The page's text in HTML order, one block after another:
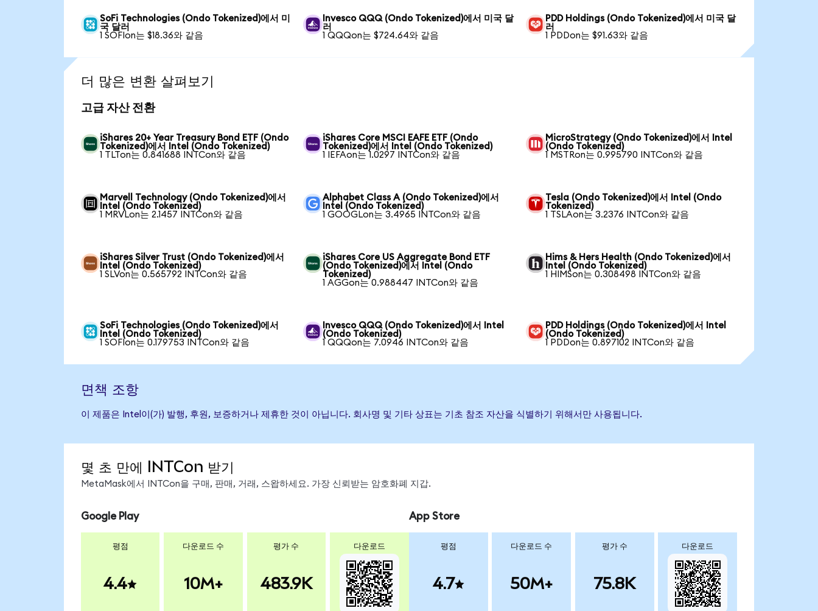
SoFi Technologies (Ondo Tokenized)에서 미
국 달러
1 SOFIon는 $18.36와 같음
Invesco QQQ (Ondo Tokenized)에서 미국 달
러
1 QQQon는 $724.64와 같음
PDD Holdings (Ondo Tokenized)에서 미국 달
러
1 PDDon는 $91.63와 같음
더 많은 변환 살펴보기
고급 자산 전환
iShares 20+ Year Treasury Bond ETF (Ondo
Tokenized)에서 Intel (Ondo Tokenized)
1 TLTon는 0.841688 INTCon와 같음
iShares Core MSCI EAFE ETF (Ondo
Tokenized)에서 Intel (Ondo Tokenized)
1 IEFAon는 1.0297 INTCon와 같음
MicroStrategy (Ondo Tokenized)에서 Intel
(Ondo Tokenized)
1 MSTRon는 0.995790 INTCon와 같음
Marvell Technology (Ondo Tokenized)에서
Intel (Ondo Tokenized)
1 MRVLon는 2.1457 INTCon와 같음
Alphabet Class A (Ondo Tokenized)에서
Intel (Ondo Tokenized)
1 GOOGLon는 3.4965 INTCon와 같음
Tesla (Ondo Tokenized)에서 Intel (Ondo
Tokenized)
1 TSLAon는 3.2376 INTCon와 같음
iShares Silver Trust (Ondo Tokenized)에서
Intel (Ondo Tokenized)
1 SLVon는 0.565792 INTCon와 같음
iShares Core US Aggregate Bond ETF
(Ondo Tokenized)에서 Intel (Ondo
Tokenized)
1 AGGon는 0.988447 INTCon와 같음
Hims & Hers Health (Ondo Tokenized)에서
Intel (Ondo Tokenized)
1 HIMSon는 0.308498 INTCon와 같음
SoFi Technologies (Ondo Tokenized)에서
Intel (Ondo Tokenized)
1 SOFIon는 0.179753 INTCon와 같음
Invesco QQQ (Ondo Tokenized)에서 Intel
(Ondo Tokenized)
1 QQQon는 7.0946 INTCon와 같음
PDD Holdings (Ondo Tokenized)에서 Intel
(Ondo Tokenized)
1 PDDon는 0.897102 INTCon와 같음
면책 조항
이 제품은 Intel이(가) 발행, 후원, 보증하거나 제휴한 것이 아닙니다. 회사명 및 기타 상표는 기초 참조 자산을 식별하기 위해서만 사용됩니다.
몇 초 만에 INTCon 받기
MetaMask에서 INTCon을 구매, 판매, 거래, 스왑하세요. 가장 신뢰받는 암호화폐 지갑.
Google Play
평점
4.4
다운로드 수
10M+
평가 수
483.9K
다운로드
App Store
평점
4.7
다운로드 수
50M+
평가 수
75.8K
다운로드